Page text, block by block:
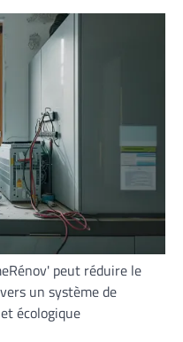
peut réduire le
un système de
écologique